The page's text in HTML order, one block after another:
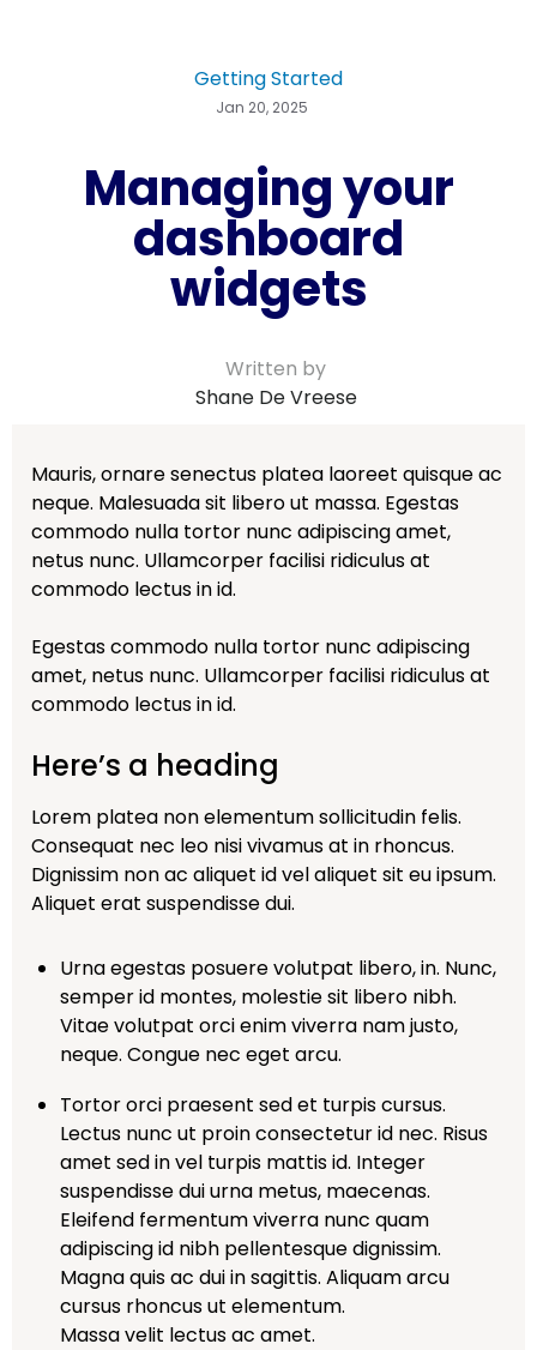
Getting Started
Jan 20, 2025
Managing your
dashboard
widgets
Written by
Shane De Vreese
Mauris, ornare senectus platea laoreet quisque ac
neque. Malesuada sit libero ut massa. Egestas
commodo nulla tortor nunc adipiscing amet,
netus nunc. Ullamcorper facilisi ridiculus at
commodo lectus in id.
Egestas commodo nulla tortor nunc adipiscing
amet, netus nunc. Ullamcorper facilisi ridiculus at
commodo lectus in id.
Here’s a heading
Lorem platea non elementum sollicitudin felis.
Consequat nec leo nisi vivamus at in rhoncus.
Dignissim non ac aliquet id vel aliquet sit eu ipsum.
Aliquet erat suspendisse dui.
Urna egestas posuere volutpat libero, in. Nunc,
semper id montes, molestie sit libero nibh.
Vitae volutpat orci enim viverra nam justo,
neque. Congue nec eget arcu.
Tortor orci praesent sed et turpis cursus.
Lectus nunc ut proin consectetur id nec. Risus
amet sed in vel turpis mattis id. Integer
suspendisse dui urna metus, maecenas.
Eleifend fermentum viverra nunc quam
adipiscing id nibh pellentesque dignissim.
Magna quis ac dui in sagittis. Aliquam arcu
cursus rhoncus ut elementum.
Massa velit lectus ac amet.